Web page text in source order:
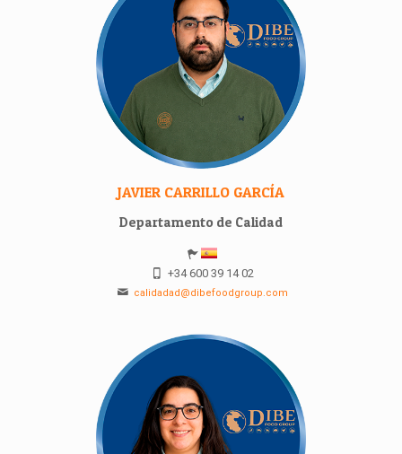
JAVIER CARRILLO GARCÍA
Departamento de Calidad
+34 600 39 14 02
calidadad@dibefoodgroup.com